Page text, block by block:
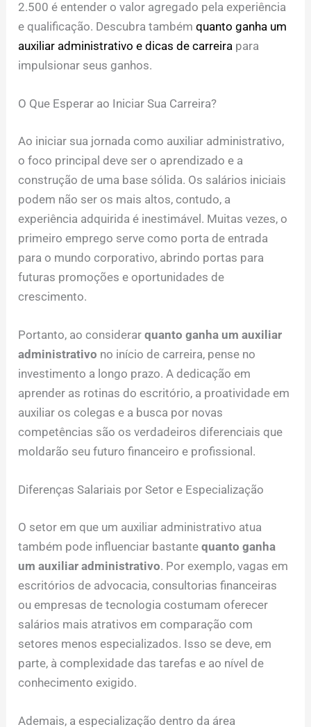
2.500 é entender o valor agregado pela experiência
e qualificação. Descubra tambémquanto ganha um
auxiliar administrativo e dicas de carreira para
impulsionar seus ganhos.
O Que Esperar ao Iniciar Sua Carreira?
Ao iniciar sua jornada como auxiliar administrativo,
o foco principal deve ser o aprendizado e a
construção de uma base sólida. Os salários iniciais
podem não ser os mais altos, contudo, a
experiência adquirida é inestimável. Muitas vezes, o
primeiro emprego serve como porta de entrada
para o mundo corporativo, abrindo portas para
futuras promoções e oportunidades de
crescimento.
Portanto, ao considerarquanto ganha um auxiliar
administrativo no início de carreira, pense no
investimento a longo prazo. A dedicação em
aprender as rotinas do escritório, a proatividade em
auxiliar os colegas e a busca por novas
competências são os verdadeiros diferenciais que
moldarão seu futuro financeiro e profissional.
Diferenças Salariais por Setor e Especialização
O setor em que um auxiliar administrativo atua
também pode influenciar bastantequanto ganha
um auxiliar administrativo. Por exemplo, vagas em
escritórios de advocacia, consultorias financeiras
ou empresas de tecnologia costumam oferecer
salários mais atrativos em comparação com
setores menos especializados. Isso se deve, em
parte, à complexidade das tarefas e ao nível de
conhecimento exigido.
Ademais, a especialização dentro da área